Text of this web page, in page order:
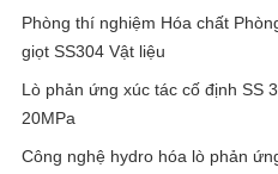
Phòng thí nghiệm Hóa chất
giọt SS304 Vật liệu
Lò phản ứng xúc tác cố định SS
20MPa
Công nghệ hydro hóa lò phản